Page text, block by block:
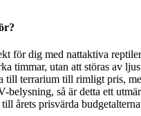
för dig med nattaktiva
timmar, utan att störas av
till terrarium till rimligt pris,
belysning, så är detta ett
årets prisvärda